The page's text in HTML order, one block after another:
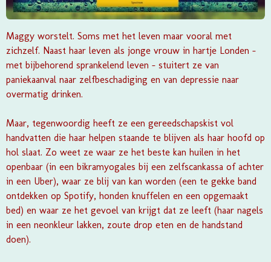
Maggy worstelt. Soms met het leven maar vooral met
zichzelf. Naast haar leven als jonge vrouw in hartje Londen –
met bijbehorend sprankelend leven – stuitert ze van
paniekaanval naar zelfbeschadiging en van depressie naar
overmatig drinken.
Maar, tegenwoordig heeft ze een gereedschapskist vol
handvatten die haar helpen staande te blijven als haar hoofd op
hol slaat. Zo weet ze waar ze het beste kan huilen in het
openbaar (in een bikramyogales bij een zelfscankassa of achter
in een Uber), waar ze blij van kan worden (een te gekke band
ontdekken op Spotify, honden knuffelen en een opgemaakt
bed) en waar ze het gevoel van krijgt dat ze leeft (haar nagels
in een neonkleur lakken, zoute drop eten en de handstand
doen).